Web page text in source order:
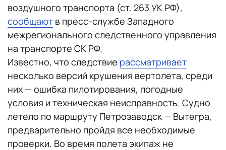
воздушного транспорта (ст. 263 УК РФ),
сообщают в пресс-службе Западного
межрегионального следственного управления
на транспорте СК РФ.
Известно, что следствие рассматривает
несколько версий крушения вертолета, среди
них — ошибка пилотирования, погодные
условия и техническая неисправность. Судно
летело по маршруту Петрозаводск — Вытегра,
предварительно пройдя все необходимые
проверки. Во время полета экипаж не